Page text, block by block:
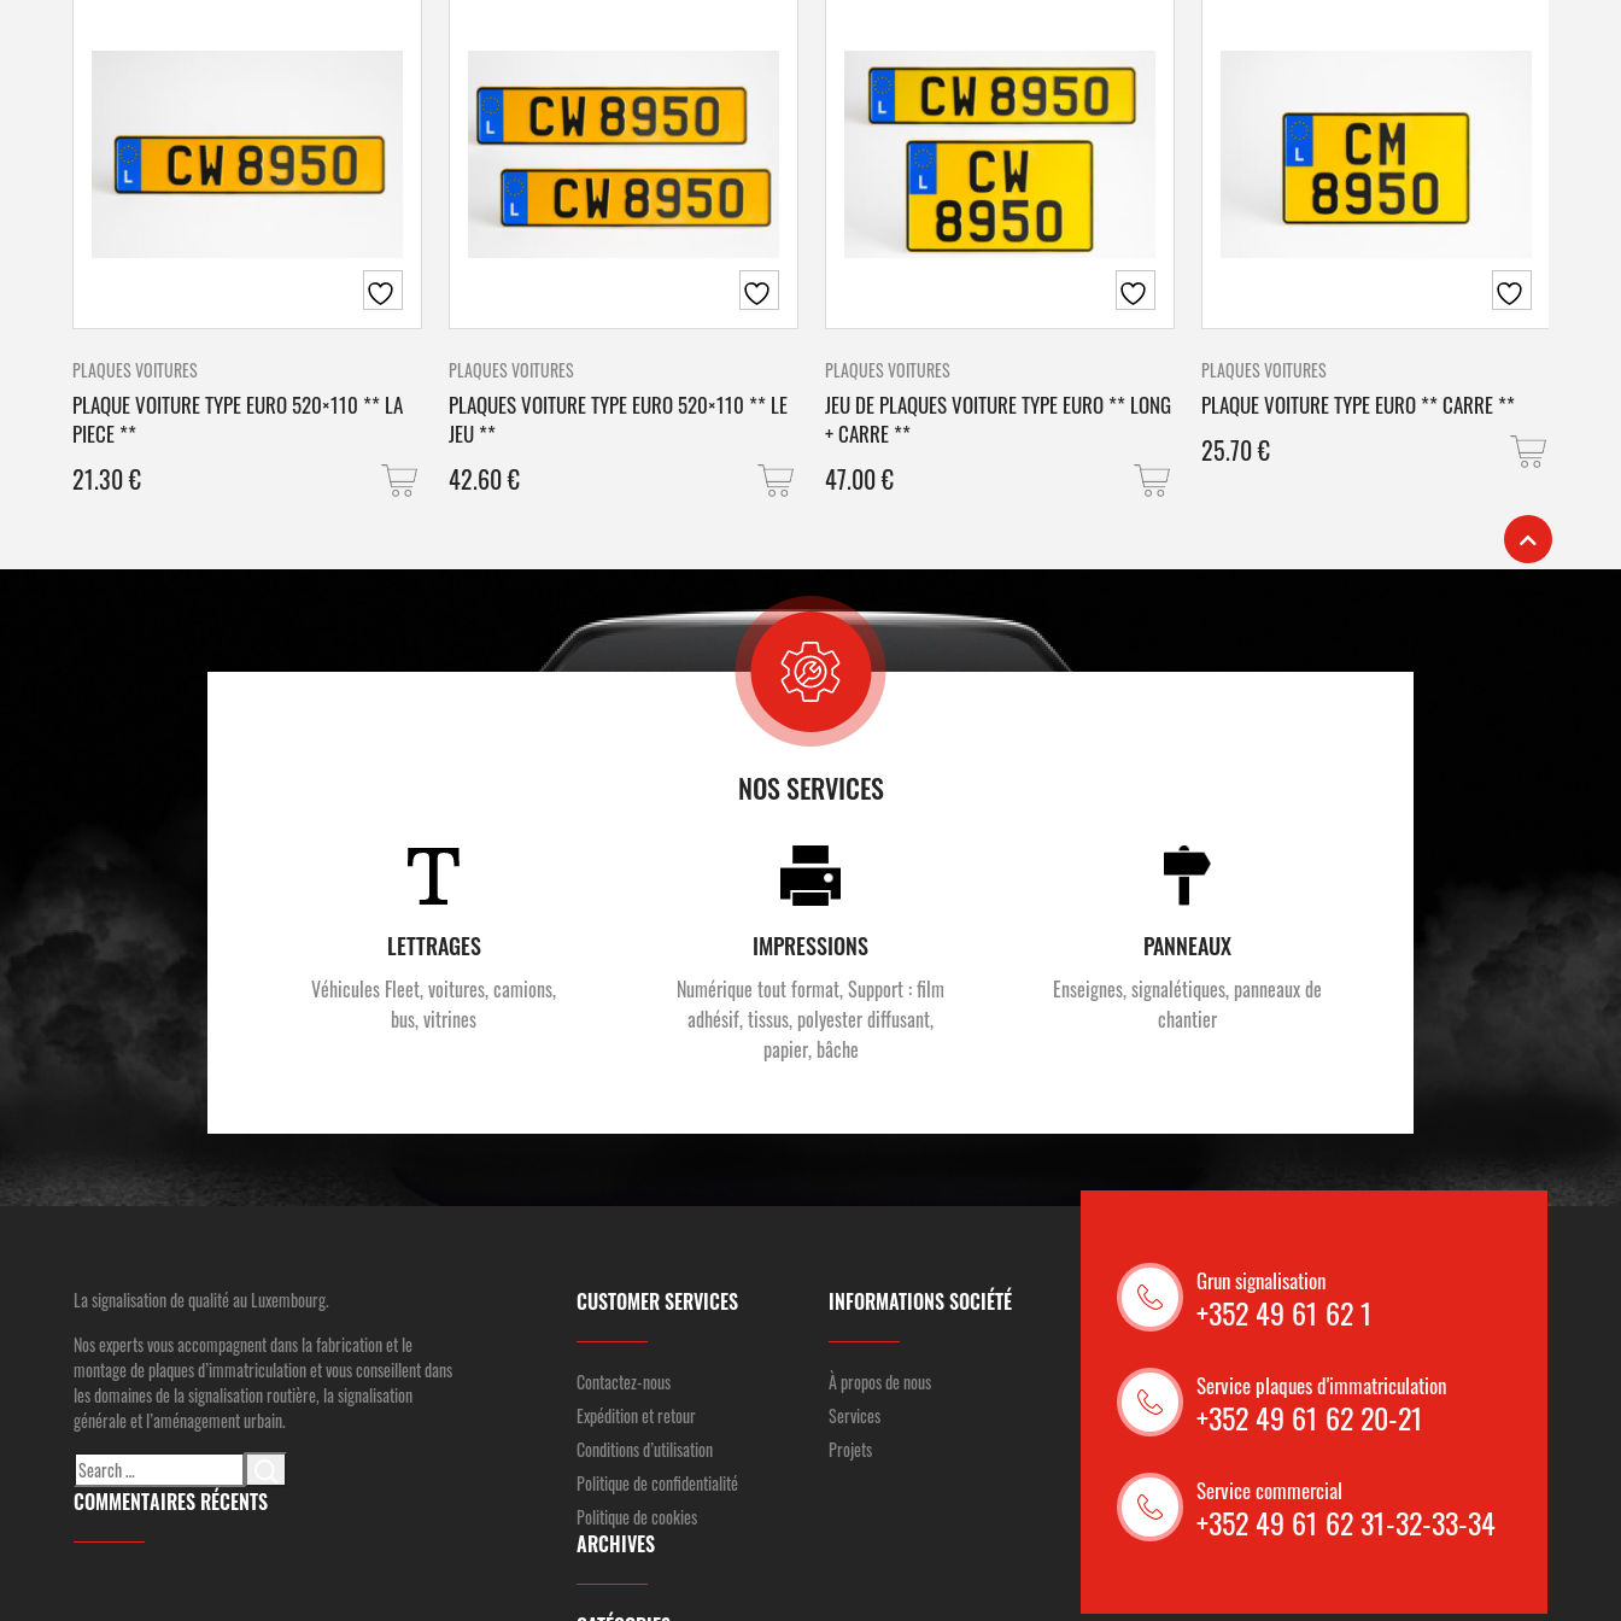
PLAQUES VOITURES
PLAQUE VOITURE TYPE EURO 520×110 ** LA
PIECE **
21.30€
PLAQUES VOITURES
PLAQUES VOITURE TYPE EURO 520×110 ** LE
JEU **
42.60€
PLAQUES VOITURES
JEU DE PLAQUES VOITURE TYPE EURO ** LONG
+ CARRE **
47.00€
PLAQUES VOITURES
PLAQUE VOITURE TYPE EURO ** CARRE **
25.70€
NOS SERVICES
LETTRAGES
Véhicules Fleet, voitures, camions,
bus, vitrines
IMPRESSIONS
Numérique tout format, Support : film
adhésif, tissus, polyester diffusant,
papier, bâche
PANNEAUX
Enseignes, signalétiques, panneaux de
chantier
La signalisation de qualité au Luxembourg.
Nos experts vous accompagnent dans la fabrication et le
montage de plaques d’immatriculation et vous conseillent dans
les domaines de la signalisation routière, la signalisation
générale et l’aménagement urbain.
Search
for:
COMMENTAIRES RÉCENTS
CUSTOMER SERVICES
Contactez-nous
Expédition et retour
Conditions d’utilisation
Politique de confidentialité
Politique de cookies
ARCHIVES
INFORMATIONS SOCIÉTÉ
À propos de nous
Services
Projets
Grun signalisation
+352 49 61 62 1
Service plaques d'immatriculation
+352 49 61 62 20-21
Service commercial
+352 49 61 62 31-32-33-34